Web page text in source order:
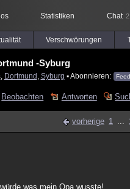
Statistiken Chat 2
Verschwörungen
-Syburg
, Dortmund Syburg ▪ Abonnieren: Feed
Beobachten Antworten
vorherige 1 ...
was mein Opa wusste!